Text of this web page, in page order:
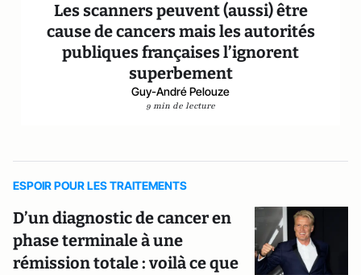
Les scanners peuvent (aussi) être
cause de cancers mais les autorités
publiques françaises l’ignorent
superbement
Guy-André Pelouze
9 min de lecture
ESPOIR POUR LES TRAITEMENTS
D’un diagnostic de cancer en
phase terminale à une
rémission totale : voilà ce que